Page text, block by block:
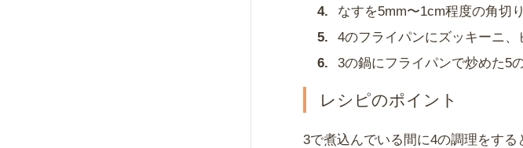
なすを5mm〜1cm程度の角切
4のフライパンにズッキーニ、
3の鍋にフライパンで炒めた5
レシピのポイント
3で煮込んでいる間に4の調理をする